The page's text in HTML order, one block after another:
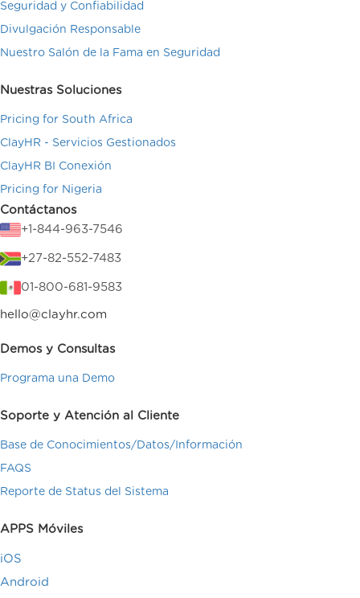
Seguridad y Confiabilidad
Divulgación Responsable
Nuestro Salón de la Fama en Seguridad
Nuestras Soluciones
Pricing for South Africa
ClayHR - Servicios Gestionados
ClayHR BI Conexión
Pricing for Nigeria
Contáctanos
+1-844-963-7546
+27-82-552-7483
01-800-681-9583
hello@clayhr.com
Demos y Consultas
Programa una Demo
Soporte y Atención al Cliente
Base de Conocimientos/Datos/Información
FAQS
Reporte de Status del Sistema
APPS Móviles
iOS
Android